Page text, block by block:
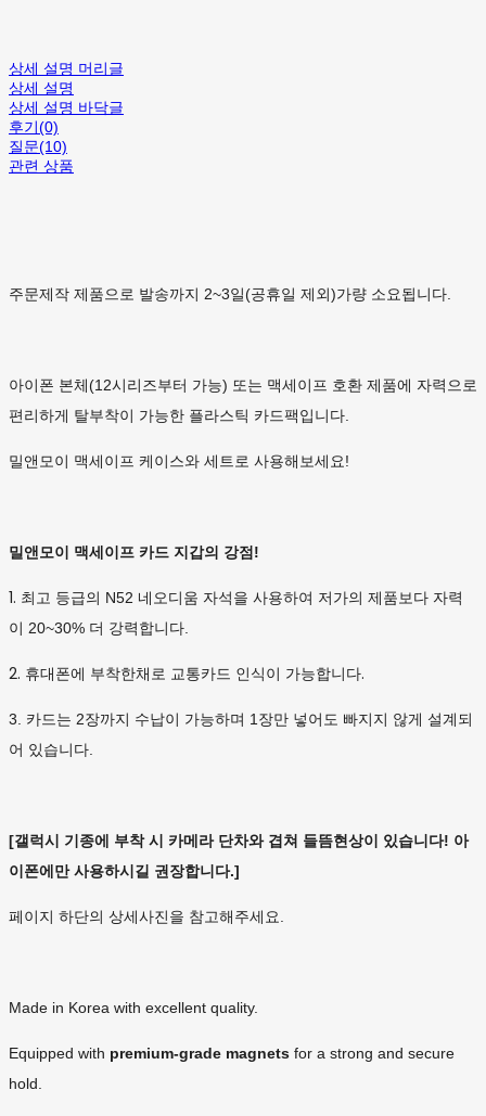
상세 설명 머리글
상세 설명
상세 설명 바닥글
후기(0)
질문(10)
관련 상품
주문제작 제품으로 발송까지 2~3일(공휴일 제외)가량 소요됩니다.
아이폰 본체(12시리즈부터 가능) 또는 맥세이프 호환 제품에 자력으로
편리하게 탈부착이 가능한 플라스틱 카드팩입니다.
밀앤모이 맥세이프 케이스와 세트로 사용해보세요!
밀앤모이 맥세이프 카드 지갑의 강점!
1. 최고 등급의 N52 네오디움 자석을 사용하여 저가의 제품보다 자력
이 20~30% 더 강력합니다.
2. 휴대폰에 부착한채로 교통카드 인식이 가능합니다.
3. 카드는 2장까지 수납이 가능하며 1장만 넣어도 빠지지 않게 설계되
어 있습니다.
[갤럭시 기종에 부착 시 카메라 단차와 겹쳐 들뜸현상이 있습니다! 아
이폰에만 사용하시길 권장합니다.]
페이지 하단의 상세사진을 참고해주세요.
Made in Korea with excellent quality.
Equipped with premium-grade magnets for a strong and secure
hold.